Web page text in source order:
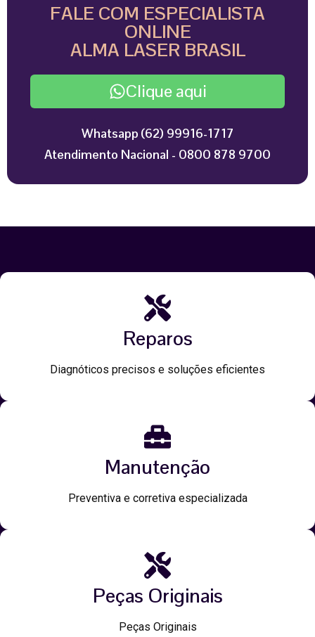
FALE COM ESPECIALISTA
ONLINE
ALMA LASER BRASIL
Clique aqui
Whatsapp (62) 99916-1717
Atendimento Nacional - 0800 878 9700
Reparos
Diagnóticos precisos e soluções eficientes
Manutenção
Preventiva e corretiva especializada
Peças Originais
Peças Originais